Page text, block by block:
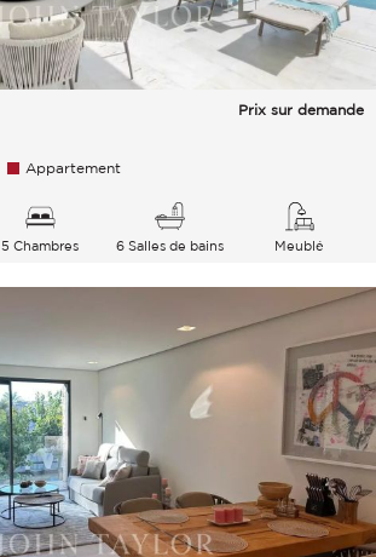
Prix sur demande
Appartement
5 Chambres 6 Salles de bains Meublé